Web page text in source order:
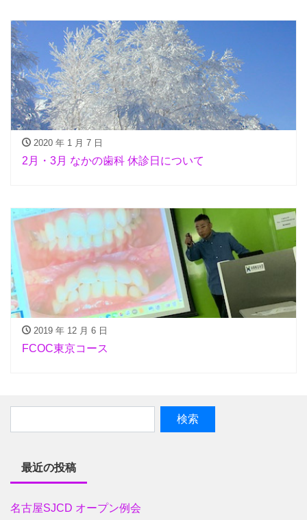
2020 年 1 月 7 日
2月・3月 なかの歯科 休診日について
2019 年 12 月 6 日
FCOC東京コース
最近の投稿
名古屋SJCD オープン例会